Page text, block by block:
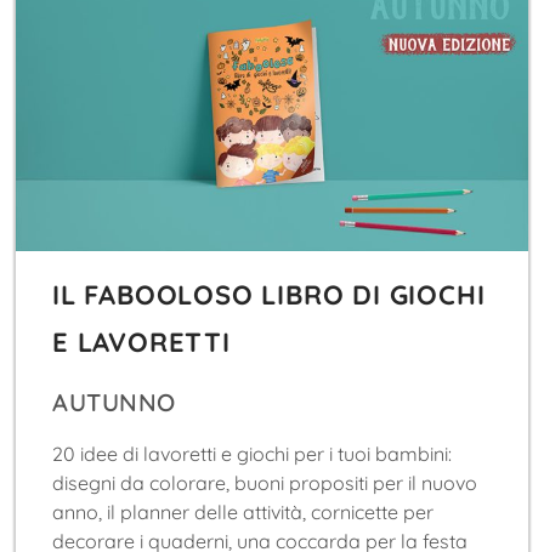
IL FABOOLOSO LIBRO DI GIOCHI
E LAVORETTI
AUTUNNO
20 idee di lavoretti e giochi per i tuoi bambini:
disegni da colorare, buoni propositi per il nuovo
anno, il planner delle attività, cornicette per
decorare i quaderni, una coccarda per la festa